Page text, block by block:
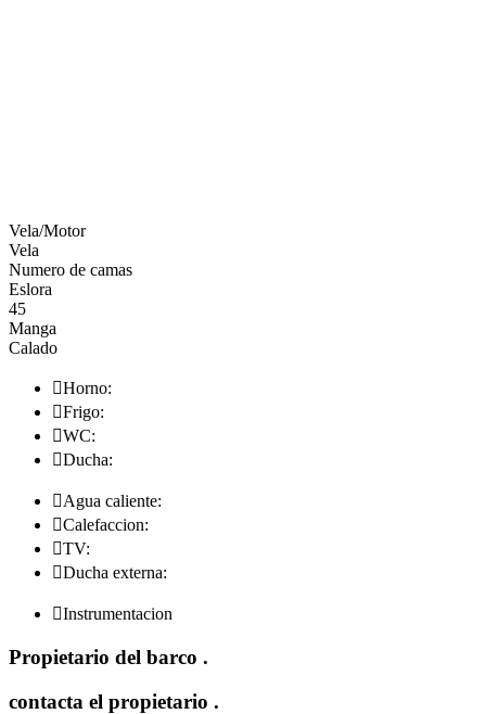
Vela/Motor
Vela
Numero de camas
Eslora
45
Manga
Calado
Horno:
Frigo:
WC:
Ducha:
Agua caliente:
Calefaccion:
TV:
Ducha externa:
Instrumentacion
Propietario del barco .
contacta el propietario .